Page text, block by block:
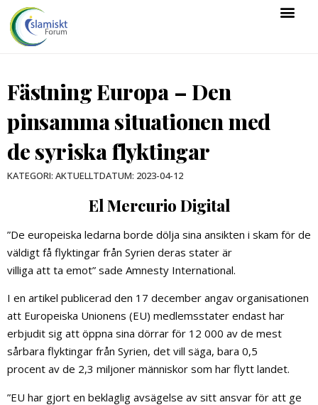
Fästning Europa – Den
pinsamma situationen med
de syriska flyktingar
KATEGORI: AKTUELLTDATUM: 2023-04-12
El Mercurio Digital
”De europeiska ledarna borde dölja sina ansikten i skam för de
väldigt få flyktingar från Syrien deras stater är
villiga att ta emot” sade Amnesty International.
I en artikel publicerad den 17 december angav organisationen
att Europeiska Unionens (EU) medlemsstater endast har
erbjudit sig att öppna sina dörrar för 12 000 av de mest
sårbara flyktingar från Syrien, det vill säga, bara 0,5
procent av de 2,3 miljoner människor som har flytt landet.
”EU har gjort en beklaglig avsägelse av sitt ansvar för att ge